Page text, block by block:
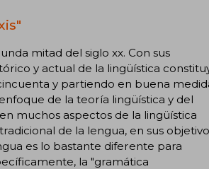
mitad del siglo xx. Con sus
y actual de la lingüística
y partiendo en buena
de la teoría lingüística y del
muchos aspectos de la lingüística
de la lengua, en sus
es lo bastante diferente para
la "gramática